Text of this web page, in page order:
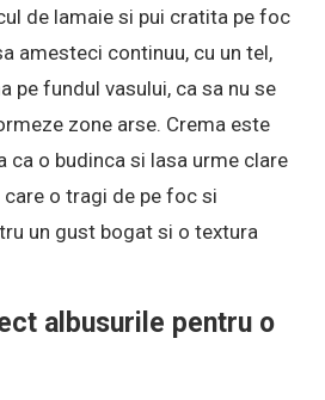
de lamaie si pui cratita pe foc
amesteci continuu, cu un tel,
pe fundul vasului, ca sa nu se
zone arse. Crema este
ca o budinca si lasa urme clare
o tragi de pe foc si
un gust bogat si o textura
albusurile pentru o